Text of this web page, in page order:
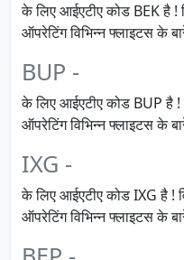
के लिए आईएटीए कोड BEK है !
ऑपरेटिंग विभिन्न फ्लाइटस के
BUP -
के लिए आईएटीए कोड BUP है !
ऑपरेटिंग विभिन्न फ्लाइटस के
IXG -
के लिए आईएटीए कोड IXG है !
ऑपरेटिंग विभिन्न फ्लाइटस के